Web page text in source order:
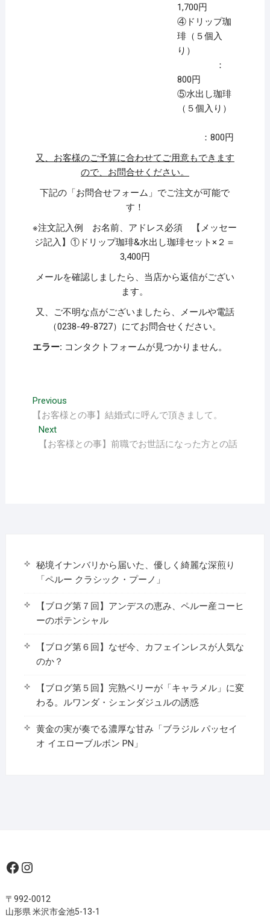
1,700円
④ドリップ珈
琲（５個入
り）
：
800円
⑤水出し珈琲
（５個入り）
：800円
又、お客様のご予算に合わせてご用意もできます
ので、お問合せください。
下記の「お問合せフォーム」でご注文が可能で
す！
※注文記入例 お名前、アドレス必須 【メッセー
ジ記入】①ドリップ珈琲&水出し珈琲セット×２＝
3,400円
メールを確認しましたら、当店から返信がござい
ます。
又、ご不明な点がございましたら、メールや電話
（0238-49-8727）にてお問合せください。
エラー: コンタクトフォームが見つかりません。
投
稿
ナ
ン
PreviousPrevious
post:
【お客様との事】結婚式に呼んで頂きまして。
NextNext
post:
【お客様との事】前職でお世話になった方との話
秘境イナンバリから届いた、優しく綺麗な深煎り
「ペルー クラシック・プーノ」
【ブログ第７回】アンデスの恵み、ペルー産コーヒ
ーのポテンシャル
【ブログ第６回】なぜ今、カフェインレスが人気な
のか？
【ブログ第５回】完熟ベリーが「キャラメル」に変
わる。ルワンダ・シェンダジュルの誘惑
黄金の実が奏でる濃厚な甘み「ブラジル パッセイ
オ イエローブルボン PN」
Facebook
Instagram
〒992-0012
山形県 米沢市金池5-13-1